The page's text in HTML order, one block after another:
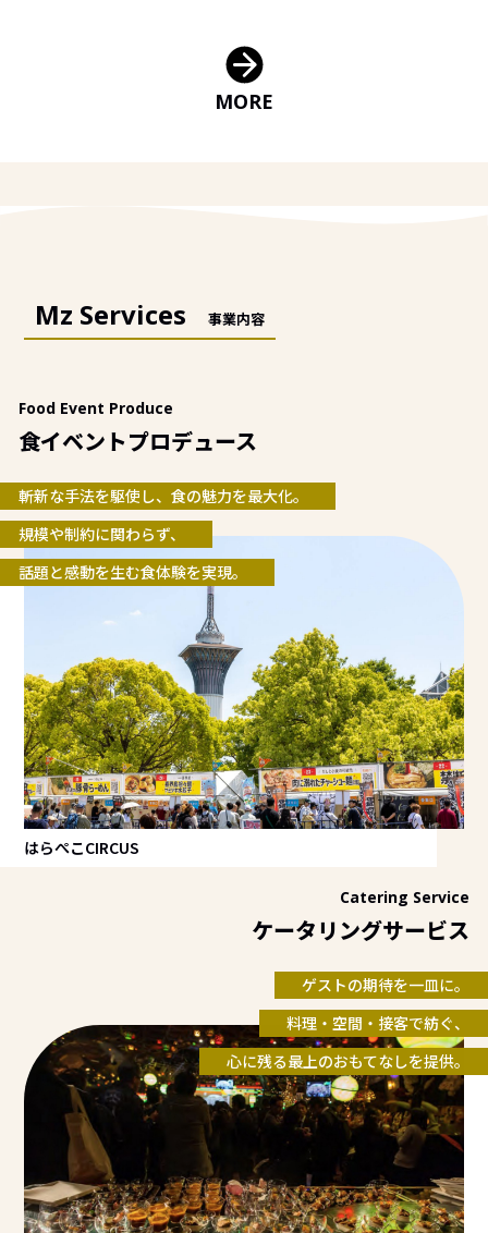
プライバシーポリシー
MORE
Mz Services 事業内容
Food Event Produce
食イベントプロデュース
斬新な手法を駆使し、食の魅力を最大化。
規模や制約に関わらず、
話題と感動を生む食体験を実現。
はらぺこCIRCUS
Catering Service
ケータリングサービス
ゲストの期待を一皿に。
料理・空間・接客で紡ぐ、
心に残る最上のおもてなしを提供。